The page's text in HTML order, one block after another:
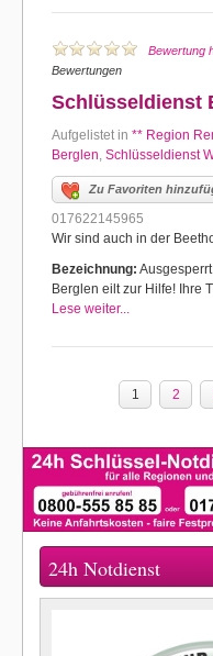
Bewertung
Bewertungen
Schlüsseldienst
Aufgelistet in ** Region
Berglen, Schlüsseldienst
Zu Favoriten
017622145965
Wir sind auch in der
Bezeichnung:
Berglen eilt zur Hilfe! Ihre
Lese weiter...
1 2
24h Notdienst